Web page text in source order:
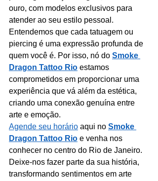
ouro, com modelos exclusivos para
atender ao seu estilo pessoal.
Entendemos que cada tatuagem ou
piercing é uma expressão profunda de
quem você é. Por isso, nó do Smoke
Dragon Tattoo Rio estamos
comprometidos em proporcionar uma
experiência que vá além da estética,
criando uma conexão genuína entre
arte e emoção.
Agende seu horário aqui no Smoke
Dragon Tattoo Rio e venha nos
conhecer no centro do Rio de Janeiro.
Deixe-nos fazer parte da sua história,
transformando sentimentos em arte